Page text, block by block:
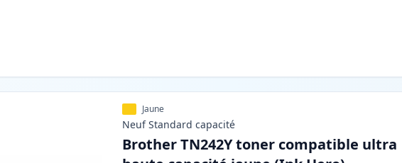
Jaune
Neuf Standard capacité
Brother TN242Y toner compatible ultra